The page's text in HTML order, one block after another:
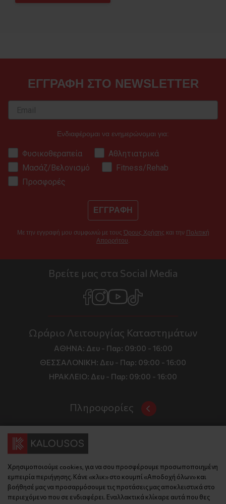
ΕΓΓΡΑΦΗ ΣΤΟ NEWSLETTER
Ενδιαφέρομαι να ενημερώνομαι για:
Φυσικοθεραπεία
Αθλητιατρικά
Μασάζ/Βελονισμό
Fitness/Rehab
Προσφορές
ΕΓΓΡΑΦΗ
Με την εγγραφή μου συμφωνώ με τους Όρους Χρήσης και την Πολιτική
Απορρήτου.
Βρείτε μας στα Social Media
Ωράριο Λειτουργίας Καταστημάτων
ΑΘΗΝΑ: Δευ - Παρ: 09:00 - 16:00
ΘΕΣΣΑΛΟΝΙΚΗ: Δευ - Παρ: 09:00 - 16:00
ΗΡΑΚΛΕΙΟ: Δευ - Παρ: 09:00 - 16:00
Πληροφορίες
Όροι και Προϋποθέσεις
Τιμές, Τρόποι Αποστολής και Πληρωμής
Πολιτική Απορρήτου
Κώδικας Δεοντολογίας
Εταιρικό Προφίλ
KLoop - Loyalty Program
Επικοινωνία
Διεύθυνση
Έδρα: Γράμμου 29, 18345 , Μοσχάτο Αττική
Θεσ/νίκη: Λυσάνδρου 8, 54642, Θεσσαλονίκη
Κρήτη: Θερίσου 52, 71305, Ηράκλειο
Χρησιμοποιούμε cookies, για να σου προσφέρουμε προσωποποιημένη
εμπειρία περιήγησης. Κάνε «κλικ» στο κουμπί «Αποδοχή όλων» και
βοήθησέ μας να προσαρμόσουμε τις προτάσεις μας αποκλειστικά στο
περιεχόμενο που σε ενδιαφέρει. Εναλλακτικά κλίκαρε αυτά που θες